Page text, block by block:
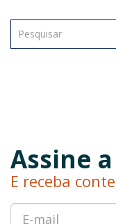
Assine
E receba